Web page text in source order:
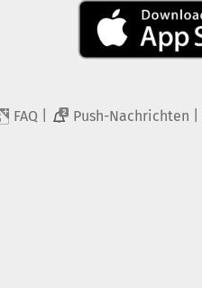
FAQ 2 Push-Nachrichten